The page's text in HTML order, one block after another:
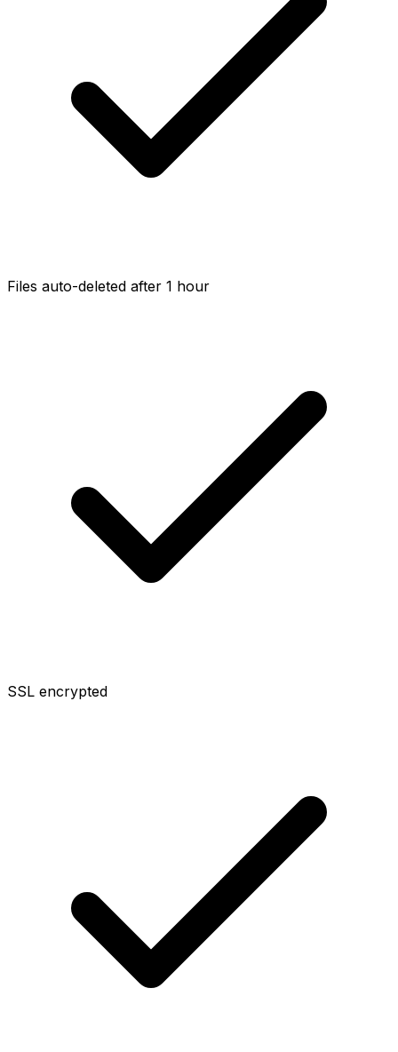
Files auto-deleted after 1 hour
SSL encrypted